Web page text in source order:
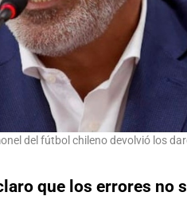
del fútbol chileno devolvió los
que los errores no